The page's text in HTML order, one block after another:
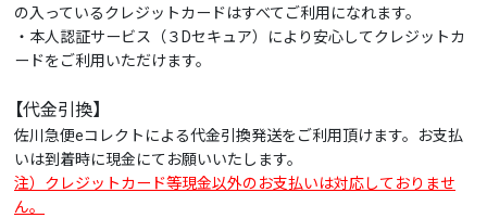
の入っているクレジットカードはすべてご利用になれます。
・本人認証サービス（３Dセキュア）により安心してクレジットカ
ードをご利用いただけます。
【代金引換】
佐川急便eコレクトによる代金引換発送をご利用頂けます。お支払
いは到着時に現金にてお願いいたします。
注）クレジットカード等現金以外のお支払いは対応しておりませ
ん。